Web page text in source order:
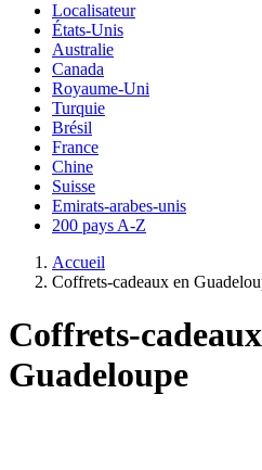
Localisateur
États-Unis
Australie
Canada
Royaume-Uni
Turquie
Brésil
France
Chine
Suisse
Emirats-arabes-unis
200 pays A-Z
Accueil
Coffrets-cadeaux en
Coffrets-
Guadeloupe